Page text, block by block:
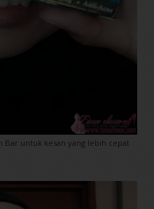
Bar untuk kesan yang lebih cepat